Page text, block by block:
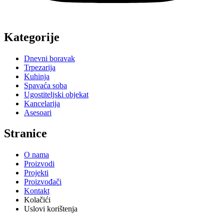
Kategorije
Dnevni boravak
Trpezarija
Kuhinja
Spavaća soba
Ugostiteljski objekat
Kancelarija
Asesoari
Stranice
O nama
Proizvodi
Projekti
Proizvođači
Kontakt
Kolačići
Uslovi korištenja